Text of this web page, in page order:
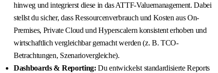
hinweg und integrierst diese in das ATTF-Valuemanagement. Dabei
stellst du sicher, dass Ressourcenverbrauch und Kosten aus On-
Premises, Private Cloud und Hyperscalern konsistent erhoben und
wirtschaftlich vergleichbar gemacht werden (z. B. TCO-
Betrachtungen, Szenariovergleiche).
Dashboards & Reporting: Du entwickelst standardisierte Reports